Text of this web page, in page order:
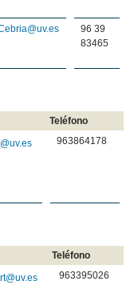
96 39
83465
Teléfono
963864178
Teléfono
963395026